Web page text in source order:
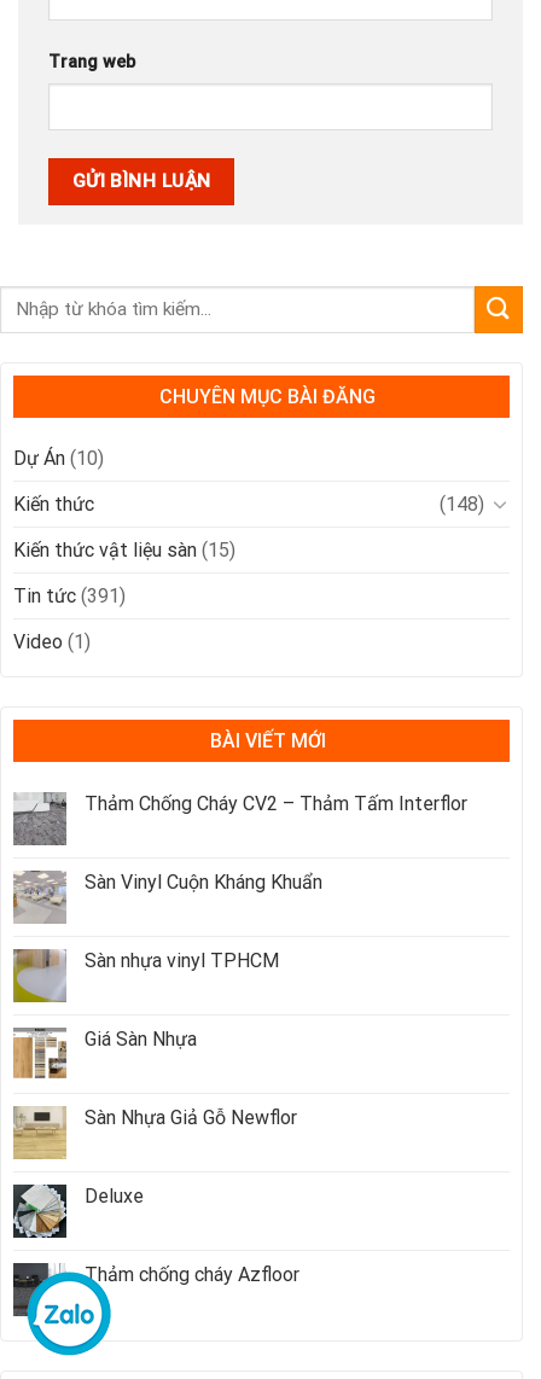
Trang web
CHUYÊN MỤC BÀI ĐĂNG
Dự Án (10)
Kiến thức
(148)
Kiến thức vật liệu sàn (15)
Tin tức (391)
Video (1)
BÀI VIẾT MỚI
Thảm Chống Cháy CV2 – Thảm Tấm Interflor
Sàn Vinyl Cuộn Kháng Khuẩn
Sàn nhựa vinyl TPHCM
Giá Sàn Nhựa
Sàn Nhựa Giả Gỗ Newflor
Deluxe
Thảm chống cháy Azfloor